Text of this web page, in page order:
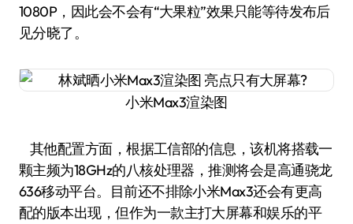
1080P，因此会不会有“大果粒”效果只能等待发布后
见分晓了。
小米Max3渲染图
其他配置方面，根据工信部的信息，该机将搭载一
颗主频为18GHz的八核处理器，推测将会是高通骁龙
636移动平台。目前还不排除小米Max3还会有更高
配的版本出现，但作为一款主打大屏幕和娱乐的平